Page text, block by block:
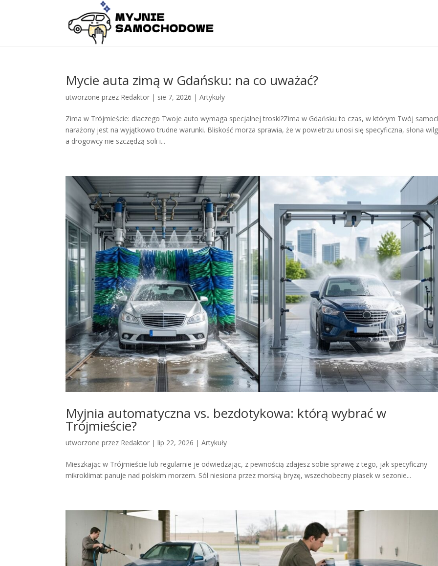
Mycie auta zimą w Gdańsku: na co uważać?
utworzone przez Redaktor | sie 7, 2026 |Artykuły
Zima w Trójmieście: dlaczego Twoje auto wymaga specjalnej troski?Zima w Gdańsku to czas, w którym Twój
narażony jest na wyjątkowo trudne warunki. Bliskość morza sprawia, że w powietrzu unosi się specyficzna, słona
a drogowcy nie szczędzą soli i...
Myjnia automatyczna vs. bezdotykowa: którą wybrać w
Trójmieście?
utworzone przez Redaktor |lip 22, 2026 |Artykuły
Mieszkając w Trójmieście lub regularnie je odwiedzając, z pewnością zdajesz sobie sprawę z tego, jak specyficzny
mikroklimat panuje nad polskim morzem. Sól niesiona przez morską bryzę, wszechobecny piasek w sezonie...